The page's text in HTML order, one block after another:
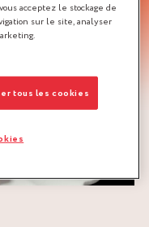
acceptez le stockage de
sur le site, analyser
tous les cookies